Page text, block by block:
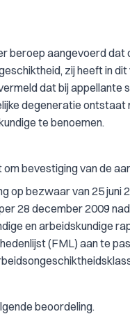
beroep aangevoerd
zij heeft in
dat bij
degeneratie
te benoemen.
bevestiging van de
op bezwaar van 25
28 december 2009
en arbeidskundige
(FML) aan te
beoordeling.